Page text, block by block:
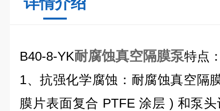
B40-8-YK耐腐蚀真空隔膜泵特点
1、抗强化学腐蚀：耐腐蚀真空隔
膜片表面复合 PTFE 涂层 ) 和泵